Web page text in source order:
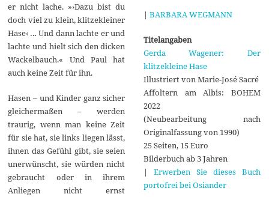
er nicht lache. »›Dazu bist du
doch viel zu klein, klitzekleiner
Hase‹ … Und dann lachte er und
lachte und hielt sich den dicken
Wackelbauch.« Und Paul hat
auch keine Zeit für ihn.
Hasen – und Kinder ganz sicher
gleichermaßen – werden
traurig, wenn man keine Zeit
für sie hat, sie links liegen lässt,
ihnen das Gefühl gibt, sie seien
unerwünscht, sie würden nicht
gebraucht oder in ihrem
Anliegen nicht ernst
| BARBARA WEGMANN
Titelangaben
Gerda Wagener: Der
klitzekleine Hase
Illustriert von Marie-José Sacré
Affoltern am Albis: BOHEM
2022
(Neubearbeitung nach
Originalfassung von 1990)
25 Seiten, 15 Euro
Bilderbuch ab 3 Jahren
| Erwerben Sie dieses Buch
portofrei bei Osiander